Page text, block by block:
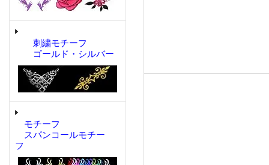
刺繍モチーフ
ゴールド・シルバー
モチーフ
スパンコールモチー
フ